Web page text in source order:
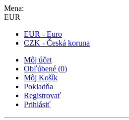
Mena:
EUR
EUR - Euro
CZK - Česká koruna
Môj účet
Obľúbené (0)
Môj Košík
Pokladňa
Registrovať
Prihlásiť